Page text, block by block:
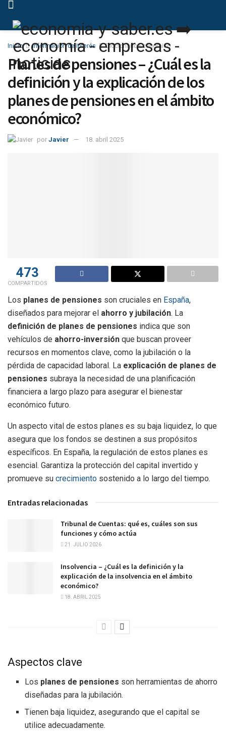
Inicio Información de Interés Diccionario Económico
Planes de pensiones – ¿Cuál es la
definición y la explicación de los
planes de pensiones en el ámbito
económico?
por Javier 18. abril 2025
473
COMPARTIDOS
Los planes de pensiones son cruciales en España,
diseñados para mejorar el ahorro y jubilación. La
definición de planes de pensiones indica que son
vehículos de ahorro-inversión que buscan proveer
recursos en momentos clave, como la jubilación o la
pérdida de capacidad laboral. La explicación de planes de
pensiones subraya la necesidad de una planificación
financiera a largo plazo para asegurar el bienestar
económico futuro.
Un aspecto vital de estos planes es su baja liquidez, lo que
asegura que los fondos se destinen a sus propósitos
específicos. En España, la regulación de estos planes es
esencial. Garantiza la protección del capital invertido y
promueve su crecimiento sostenido a lo largo del tiempo.
Entradas relacionadas
Tribunal de Cuentas: qué es, cuáles son sus
funciones y cómo actúa
21. JULIO 2026
Insolvencia – ¿Cuál es la definición y la
explicación de la insolvencia en el ámbito
económico?
18. ABRIL 2025
Aspectos clave
Los planes de pensiones son herramientas de ahorro
diseñadas para la jubilación.
Tienen baja liquidez, asegurando que el capital se
utilice adecuadamente.